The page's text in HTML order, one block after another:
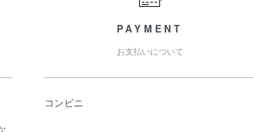
PAYMENT
お支払いについて
コンビニ